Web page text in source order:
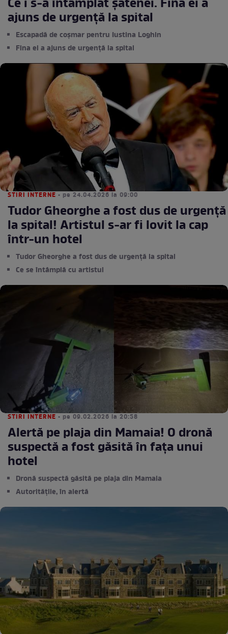
Ce i s-a întâmplat șatenei. Fina ei a
ajuns de urgență la spital
Escapadă de coșmar pentru Iustina Loghin
Fina ei a ajuns de urgență la spital
STIRI INTERNE • pe 24.04.2026 la 09:00
Tudor Gheorghe a fost dus de urgență
la spital! Artistul s-ar fi lovit la cap
într-un hotel
Tudor Gheorghe a fost dus de urgență la spital
Ce se întâmplă cu artistul
STIRI INTERNE • pe 09.02.2026 la 20:58
Alertă pe plaja din Mamaia! O dronă
suspectă a fost găsită în fața unui
hotel
Dronă suspectă găsită pe plaja din Mamaia
Autoritățile, în alertă